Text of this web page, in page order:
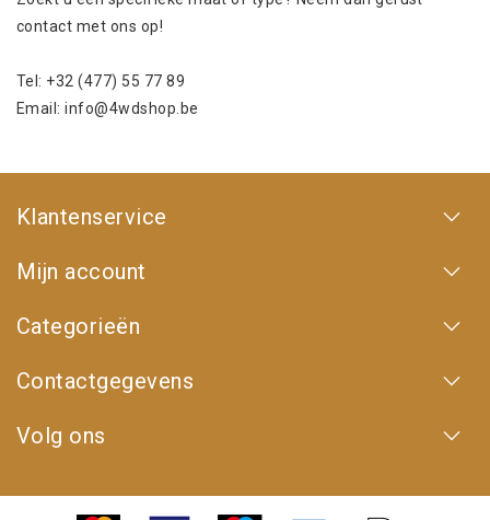
contact met ons op!
Tel: +32 (477) 55 77 89
Email:info@4wdshop.be
Klantenservice
Mijn account
Categorieën
Contactgegevens
Volg ons